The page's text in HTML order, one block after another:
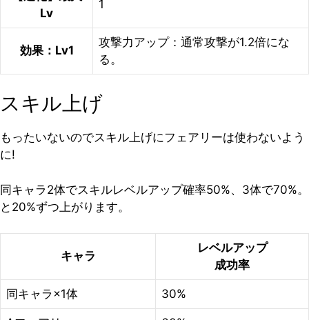
Lv
1
効果：Lv1
攻撃力アップ：通常攻撃が1.2倍にな
る。
スキル上げ
もったいないのでスキル上げにフェアリーは使わないよう
に!
同キャラ2体でスキルレベルアップ確率50%、3体で70%。
と20%ずつ上がります。
キャラ
レベルアップ
成功率
同キャラ×1体 30%